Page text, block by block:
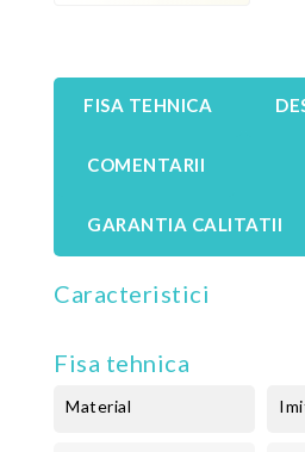
FISA TEHNICA
COMENTARII
GARANTIA CALITATII
Caracteristici
Fisa tehnica
Material